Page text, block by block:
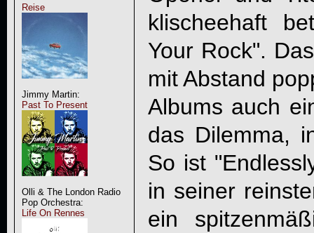
Reise
Jimmy Martin:
Past To Present
Olli & The London Radio
Pop Orchestra:
Life On Rennes
klischeehaft
Your Rock".
mit Abstand
Albums auch
das Dilemma,
So ist
in seiner
ein